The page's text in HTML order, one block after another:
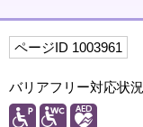
ページID 1003961
バリアフリー対応状況